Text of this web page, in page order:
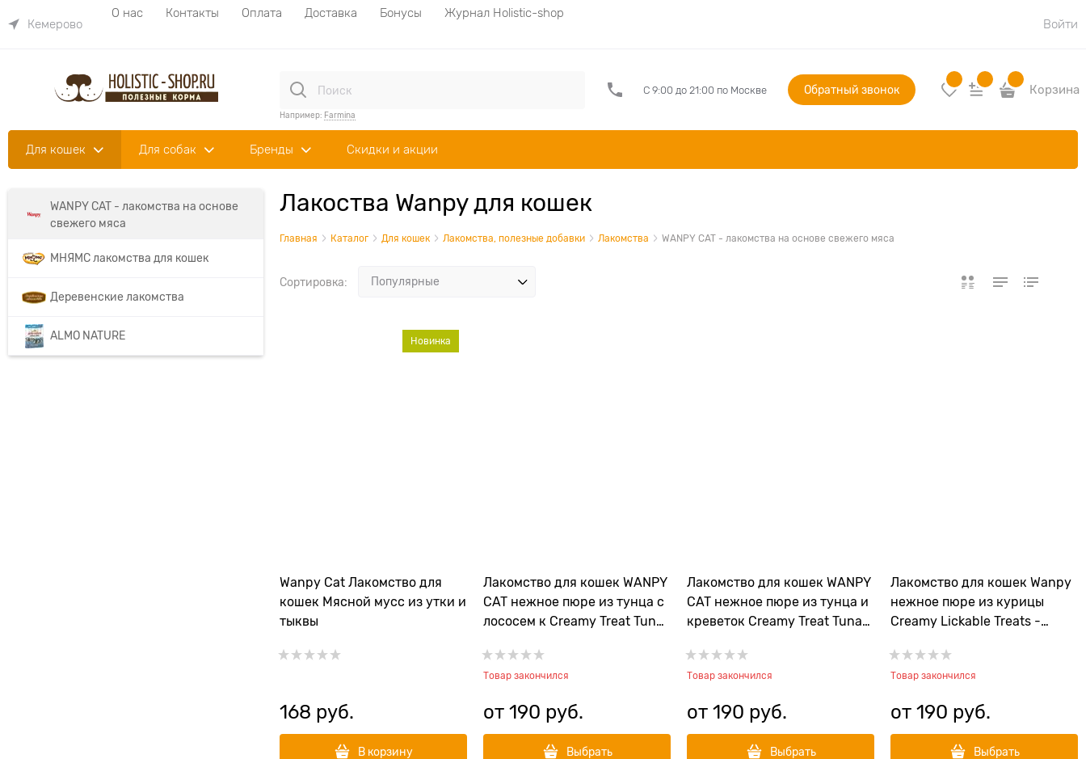
Кемерово
О нас Контакты Оплата Доставка Бонусы
Журнал Holistic-shop
Войти
Например: Farmina
С 9:00 до 21:00 по Москве Обратный звонок Корзина
Для кошек Для собак Бренды Скидки и акции
WANPY CAT - лакомства на основе
свежего мяса
МНЯМС лакомства для кошек
Деревенские лакомства
ALMO NATURE
Лакоства Wanpy для кошек
Главная Каталог Для кошек Лакомства, полезные добавки Лакомства WANPY CAT - лакомства на основе свежего мяса
Сортировка:
Wanpy Cat Лакомство для
кошек Мясной мусс из утки и
тыквы
Новинка
168 руб.
В корзину
Лакомство для кошек WANPY
CAT нежное пюре из тунца с
лососем к Creamy Treat Tuna
Товар закончился
от 190 руб.
Выбрать
Лакомство для кошек WANPY
CAT нежное пюре из тунца и
креветок Creamy Treat Tuna
Товар закончился
от 190 руб.
Выбрать
Лакомство для кошек Wanpy
нежное пюре из курицы
Creamy Lickable Treats -
Товар закончился
от 190 руб.
Выбрать